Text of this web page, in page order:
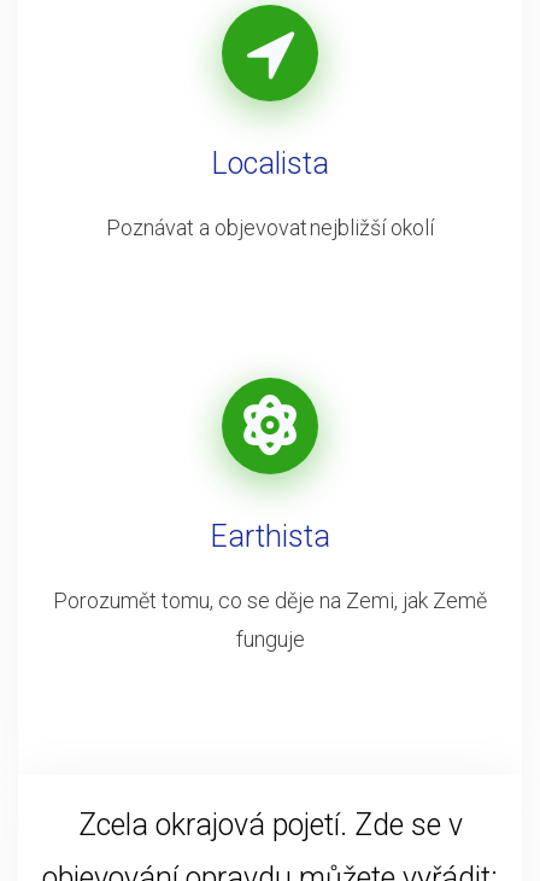
Localista
Poznávat a objevovat nejbližší okolí
Earthista
Porozumět tomu, co se děje na Zemi, jak Země
funguje
Zcela okrajová pojetí. Zde se v